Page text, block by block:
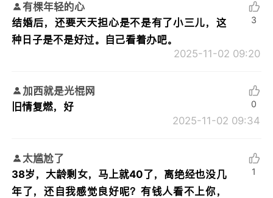
有棵年轻的心
结婚后，还要天天担心是不是有了小三儿，这
种日子是不是好过。自己看着办吧。
2025-11-02 09:20
3
加西就是光棍网
旧情复燃，好
2025-11-02 09:34
0
太尴尬了
38岁，大龄剩女，马上就40了，离绝经也没几
年了，还自我感觉良好呢？有钱人看不上你，
1